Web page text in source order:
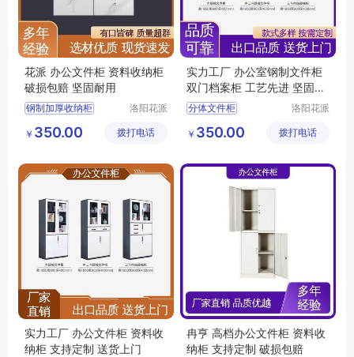
花派 办公文件柜 资料收纳柜
破损包赔 坚固耐用
钢制加厚收纳柜
指纹密码文件柜
木纹档案柜
洛阳花派
有限公司
￥ 350.00 拨打电话
实力工厂 办公室钢制文件柜
双门档案柜 工艺先进 坚固耐
用
分体文件柜
不锈钢文件柜
文件资料收纳柜
洛阳花派
有限公司
￥ 350.00 拨打电话
实力工厂 办公文件柜 资料收
纳柜 支持定制 送货上门
冉亨 高档办公文件柜 资料收
纳柜 支持定制 破损包赔